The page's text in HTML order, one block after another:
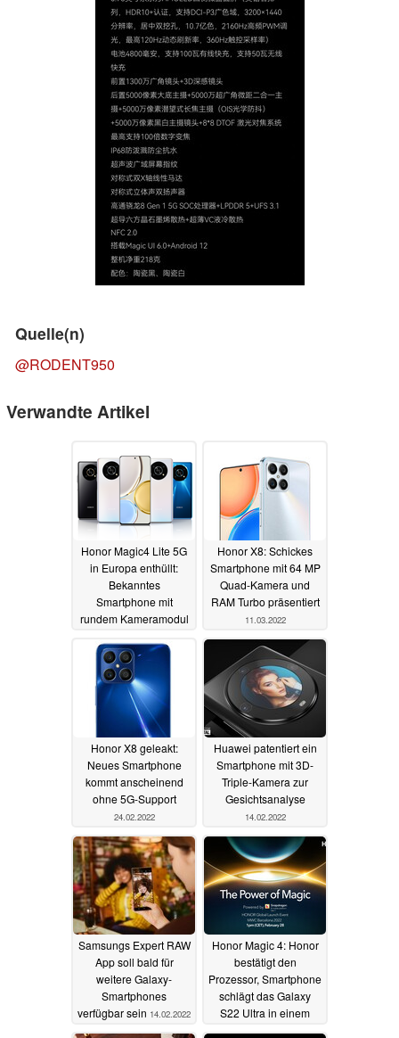
Quelle(n)
@RODENT950
Verwandte Artikel
Honor Magic4 Lite 5G
in Europa enthüllt:
Bekanntes
Smartphone mit
rundem Kameramodul
SuperCharge 07.04.2022
Honor X8: Schickes
Smartphone mit 64 MP
Quad-Kamera und
RAM Turbo präsentiert
11.03.2022
Honor X8 geleakt:
Neues Smartphone
kommt anscheinend
ohne 5G-Support
24.02.2022
Huawei patentiert ein
Smartphone mit 3D-
Triple-Kamera zur
Gesichtsanalyse
14.02.2022
Samsungs Expert RAW
App soll bald für
weitere Galaxy-
Smartphones
verfügbar sein 14.02.2022
Honor Magic 4: Honor
bestätigt den
Prozessor, Smartphone
schlägt das Galaxy
S22 Ultra in einem
11.02.2022